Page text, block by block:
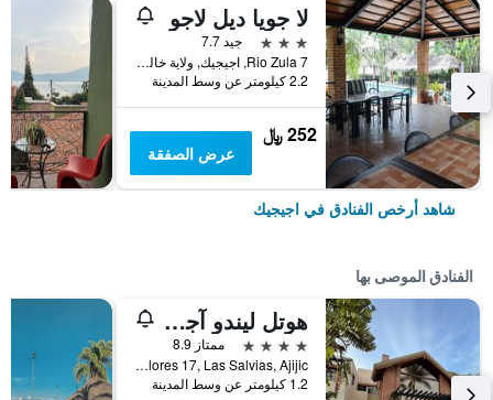
لا جويا ديل لاجو
3 نجوم
جيد 7.7
Rio Zula 7, اجيجيك, ولاية خاليسكو, المكسيك
2.2 كيلومتر عن وسط المدينة
252 ﷼
عرض الصفقة
شاهد أرخص الفنادق في اجيجيك
الفنادق الموصى بها
هوتل ليندو آجيجيك بد آند بريكفاست
4 نجوم
ممتاز 8.9
Angel Flores 17, Las Salvias, Ajijic, اجيجيك, ولاية خاليسكو, المكسيك
1.2 كيلومتر عن وسط المدينة